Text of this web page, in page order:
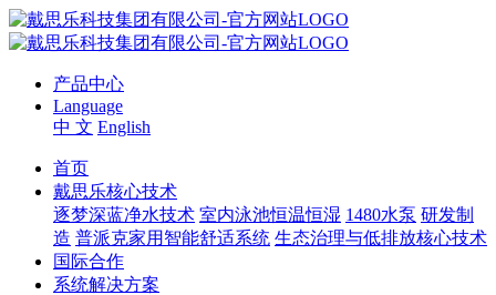
产品中心
Language
中 文 English
首页
戴思乐核心技术
逐梦深蓝净水技术 室内泳池恒温恒湿 1480水泵 研发制
造 普派克家用智能舒适系统 生态治理与低排放核心技术
国际合作
系统解决方案